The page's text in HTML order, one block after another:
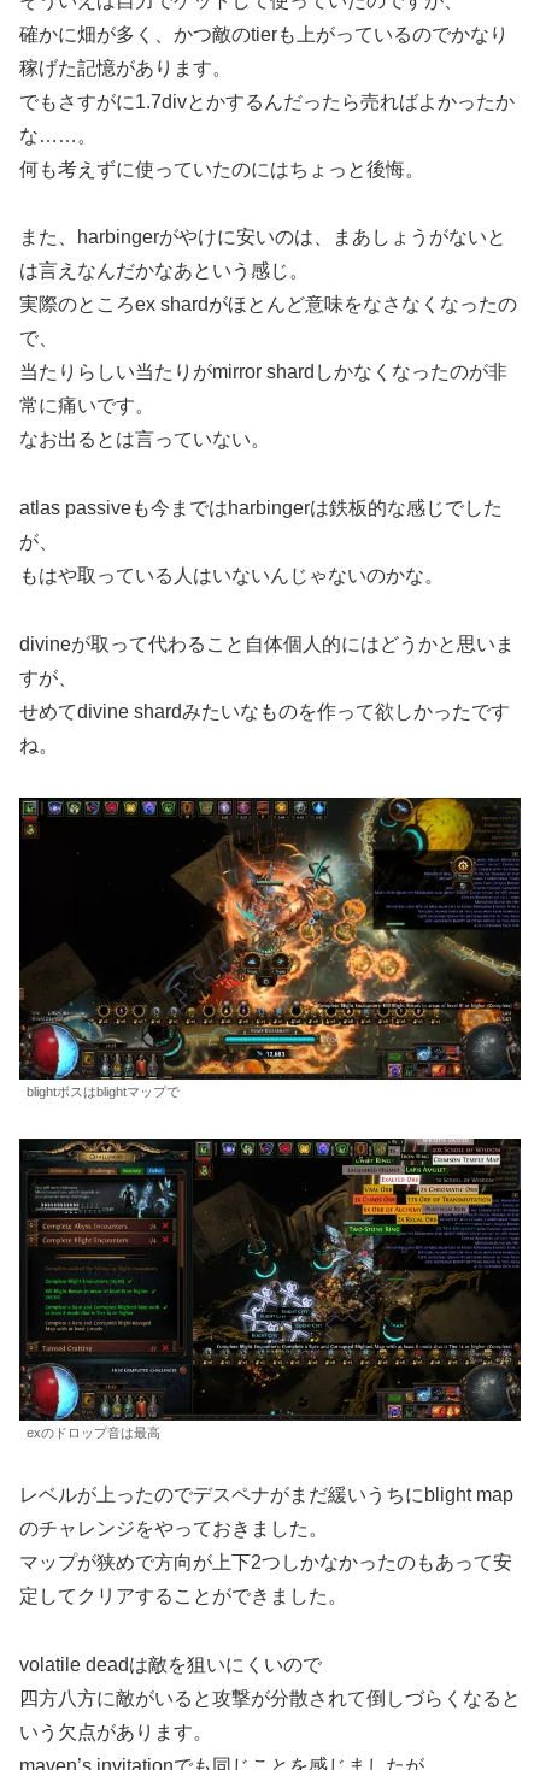
確かに畑が多く、かつ敵のtierも上がっているのでかなり
稼げた記憶があります。
でもさすがに1.7divとかするんだったら売ればよかったか
な……。
何も考えずに使っていたのにはちょっと後悔。
また、harbingerがやけに安いのは、まあしょうがないと
は言えなんだかなあという感じ。
実際のところex shardがほとんど意味をなさなくなったの
で、
当たりらしい当たりがmirror shardしかなくなったのが非
常に痛いです。
なお出るとは言っていない。
atlas passiveも今まではharbingerは鉄板的な感じでした
が、
もはや取っている人はいないんじゃないのかな。
divineが取って代わること自体個人的にはどうかと思いま
すが、
せめてdivine shardみたいなものを作って欲しかったです
ね。
blightボスはblightマップで
exのドロップ音は最高
レベルが上ったのでデスペナがまだ緩いうちにblight map
のチャレンジをやっておきました。
マップが狭めで方向が上下2つしかなかったのもあって安
定してクリアすることができました。
volatile deadは敵を狙いにくいので
四方八方に敵がいると攻撃が分散されて倒しづらくなると
いう欠点があります。
maven’s invitationでも同じことを感じましたが、